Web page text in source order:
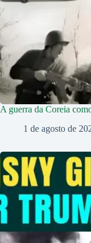
A guerra da Coreia
1 de agosto de